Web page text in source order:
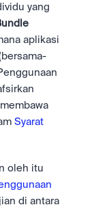
satu pilihan.
data
yang
aplikasi
Syarat
oleh itu
di antara